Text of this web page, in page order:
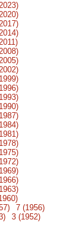
7 (1956)
3 (1952)